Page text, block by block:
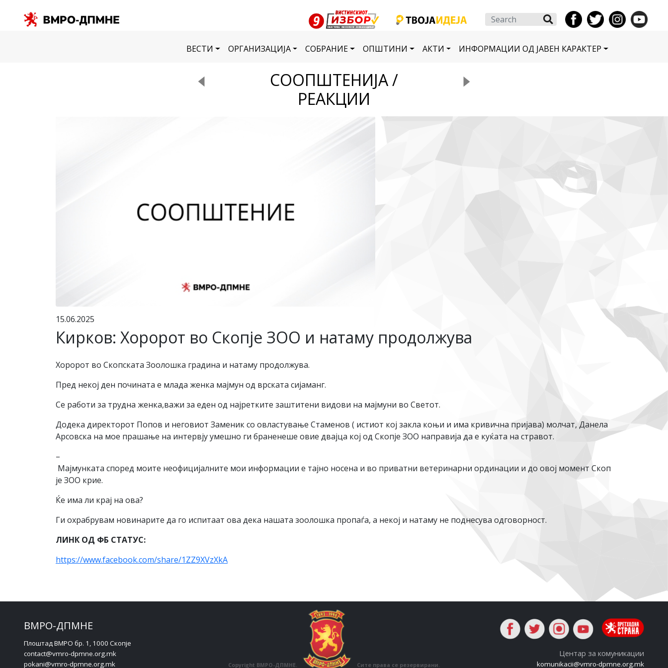
Search
ВЕСТИ ОРГАНИЗАЦИЈА СОБРАНИЕ ОПШТИНИ АКТИ ИНФОРМАЦИИ ОД ЈАВЕН КАРАКТЕР
СООПШТЕНИЈА /
РЕАКЦИИ
15.06.2025
Кирков: Хоророт во Скопје ЗОО и натаму продолжува
Хоророт во Скопската Зоолошка градина и натаму продолжува.
Пред некој ден почината е млада женка мајмун од врската сијаманг.
Се работи за трудна женка,важи за еден од најретките заштитени видови на мајмуни во Светот.
Додека директорот Попов и неговиот Заменик со овластување Стаменов ( истиот кој закла коњи и има кривична пријава) молчат, Данела
Арсовска на мое прашање на интервју умешно ги браненеше овие двајца кој од Скопје ЗОО направија да е куќата на стравот.
–
Мајмунката според моите неофицијалните мои информации е тајно носена и во приватни ветеринарни ординации и до овој момент Скоп
је ЗОО крие.
Ќе има ли крај на ова?
Ги охрабрувам новинарите да го испитаат ова дека нашата зоолошка пропаѓа, а некој и натаму не поднесува одговорност.
ЛИНК ОД ФБ СТАТУС:
https://www.facebook.com/share/1ZZ9XVzXkA
ВМРО-ДПМНЕ
Плоштад ВМРО бр. 1, 1000 Скопје
contact@vmro-dpmne.org.mk
pokani@vmro-dpmne.org.mk
Copyright ВМРО-ДПМНЕ. Сите права се резервирани.
Центар за комуникации
komunikacii@vmro-dpmne.org.mk